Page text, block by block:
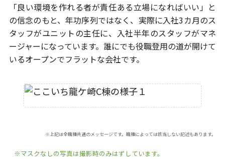
「良い環境を作れる者が責任ある立場になればいい」と
の信念のもと、年功序列ではなく、実際に入社3カ月のス
タッフがユニットの主任に、
入社半年のスタッフがマネ
ージャーになっています。 誰にでも役職登用の道が開けて
いるオープンでフラットな会社です。
※上記は全職種共通のメッセージです。職種によっては該当しない記述もあります。
※マスクなしの写真は撮影時のみはずしています。